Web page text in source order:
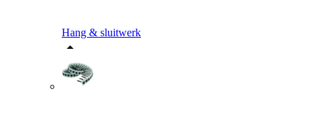
Hang & sluitwerk